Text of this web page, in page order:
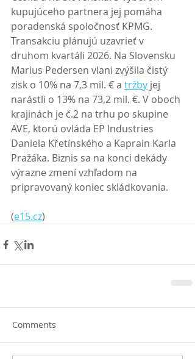
kupujúceho partnera jej pomáha
poradenská spoločnosť KPMG.
Transakciu plánujú uzavrieť v
druhom kvartáli 2026. Na Slovensku
Marius Pedersen vlani zvýšila čistý
zisk o 10% na 7,3 mil. € a tržby jej
narástli o 13% na 73,2 mil. €. V oboch
krajinách je č.2 na trhu po skupine
AVE, ktorú ovláda EP Industries
Daniela Křetínského a Kaprain Karla
Pražáka. Biznis sa na konci dekády
výrazne zmení vzhľadom na
pripravovaný koniec skládkovania.
(e15.cz)
Comments